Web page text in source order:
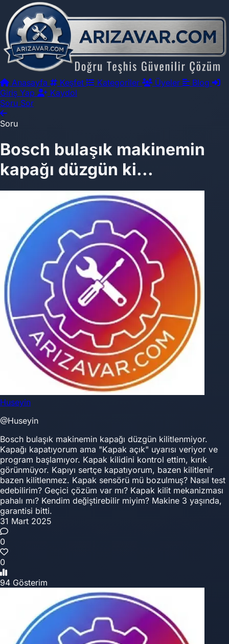
Anasayfa Keşfet Kategoriler Üyeler
Blog
Giriş Yap
Kaydol
Soru Sor
Soru
Bosch bulaşık makinemin
kapağı düzgün ki...
Huseyin
@Huseyin
Bosch bulaşık makinemin kapağı düzgün kilitlenmiyor.
Kapağı kapatıyorum ama "Kapak açık" uyarısı veriyor ve
program başlamıyor. Kapak kilidini kontrol ettim, kırık
görünmüyor. Kapıyı sertçe kapatıyorum, bazen kilitlenir
bazen kilitlenmez. Kapak sensörü mü bozulmuş? Nasıl test
edebilirim? Geçici çözüm var mı? Kapak kilit mekanizması
pahalı mı? Kendim değiştirebilir miyim? Makine 3 yaşında,
garantisi bitti.
31 Mart 2025
0
0
94 Gösterim